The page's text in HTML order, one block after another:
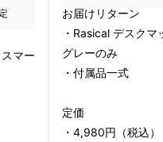
マー
お届けリターン
・Rasical デスク
グレーのみ
・付属品一式
定価
・4,980円（税込）